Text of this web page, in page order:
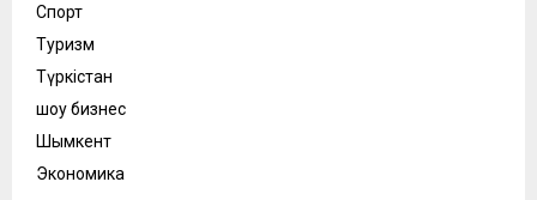
Спорт
Туризм
Түркістан
шоу бизнес
Шымкент
Экономика